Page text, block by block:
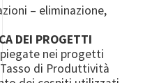
– eliminazione,
DEI PROGETTI
nei progetti
di Produttività